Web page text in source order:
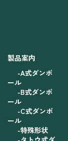
製品案内
A式ダンボ
ール
B式ダンボ
ール
C式ダンボ
ール
特殊形状